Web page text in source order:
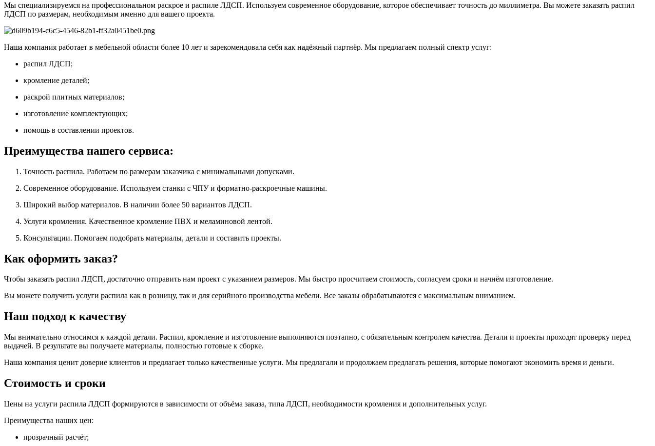
Мы специализируемся на профессиональном раскрое и распиле ЛДСП. Используем современное оборудование, которое обеспечивает точность до миллиметра. Вы можете заказать распил
ЛДСП по размерам, необходимым именно для вашего проекта.
Наша компания работает в мебельной области более 10 лет и зарекомендовала себя как надёжный партнёр. Мы предлагаем полный спектр услуг:
распил ЛДСП;
кромление деталей;
раскрой плитных материалов;
изготовление комплектующих;
помощь в составлении проектов.
Преимущества нашего сервиса:
Точность распила. Работаем по размерам заказчика с минимальными допусками.
Современное оборудование. Используем станки с ЧПУ и форматно-раскроечные машины.
Широкий выбор материалов. В наличии более 50 вариантов ЛДСП.
Услуги кромления. Качественное кромление ПВХ и меламиновой лентой.
Консультации. Помогаем подобрать материалы, детали и составить проекты.
Как оформить заказ?
Чтобы заказать распил ЛДСП, достаточно отправить нам проект с указанием размеров. Мы быстро просчитаем стоимость, согласуем сроки и начнём изготовление.
Вы можете получить услуги распила как в розницу, так и для серийного производства мебели. Все заказы обрабатываются с максимальным вниманием.
Наш подход к качеству
Мы внимательно относимся к каждой детали. Распил, кромление и изготовление выполняются поэтапно, с обязательным контролем качества. Детали и проекты проходят проверку перед
выдачей. В результате вы получаете материалы, полностью готовые к сборке.
Наша компания ценит доверие клиентов и предлагает только качественные услуги. Мы предлагали и продолжаем предлагать решения, которые помогают экономить время и деньги.
Стоимость и сроки
Цены на услуги распила ЛДСП формируются в зависимости от объёма заказа, типа ЛДСП, необходимости кромления и дополнительных услуг.
Преимущества наших цен:
прозрачный расчёт;